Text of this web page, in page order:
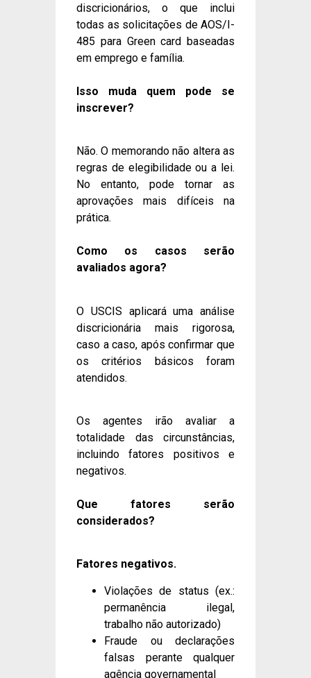
discricionários, o que inclui
todas as solicitações de AOS/I-
485 para Green card baseadas
em emprego e família.
Isso muda quem pode se
inscrever?
Não. O memorando não altera as
regras de elegibilidade ou a lei.
No entanto, pode tornar as
aprovações mais difíceis na
prática.
Como os casos serão
avaliados agora?
O USCIS aplicará uma análise
discricionária mais rigorosa,
caso a caso, após confirmar que
os critérios básicos foram
atendidos.
Os agentes irão avaliar a
totalidade das circunstâncias,
incluindo fatores positivos e
negativos.
Que fatores serão
considerados?
Fatores negativos.
Violações de status (ex.:
permanência ilegal,
trabalho não autorizado)
Fraude ou declarações
falsas perante qualquer
agência governamental